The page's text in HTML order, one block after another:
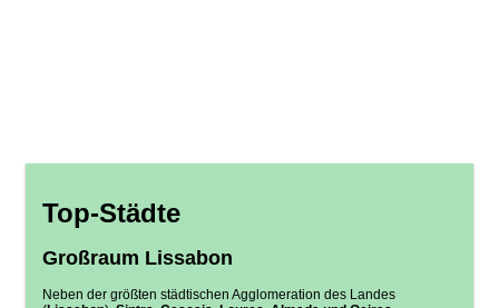
Top-Städte
Großraum Lissabon
Neben der größten städtischen Agglomeration des Landes